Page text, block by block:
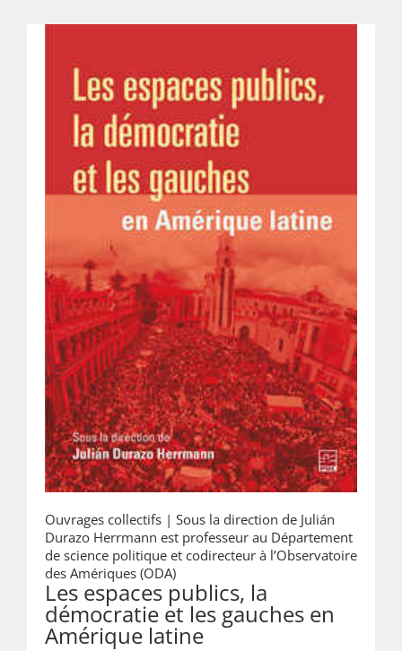
Ouvrages collectifs | Sous la direction de Julián
Durazo Herrmann est professeur au Département
de science politique et codirecteur à l’Observatoire
des Amériques (ODA)
Les espaces publics, la
démocratie et les gauches en
Amérique latine